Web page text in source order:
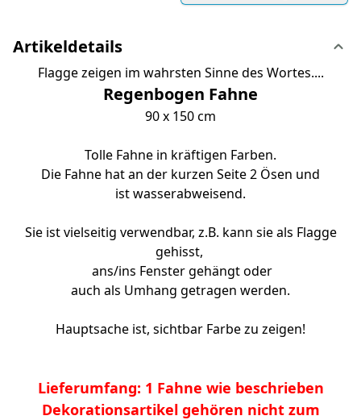
Artikeldetails
Flagge zeigen im wahrsten Sinne des Wortes....
Regenbogen Fahne
90 x 150 cm
Tolle Fahne in kräftigen Farben.
Die Fahne hat an der kurzen Seite 2 Ösen und
ist wasserabweisend.
Sie ist vielseitig verwendbar, z.B. kann sie als Flagge
gehisst,
ans/ins Fenster gehängt oder
auch als Umhang getragen werden.
Hauptsache ist, sichtbar Farbe zu zeigen!
Lieferumfang: 1 Fahne wie beschrieben
Dekorationsartikel gehören nicht zum